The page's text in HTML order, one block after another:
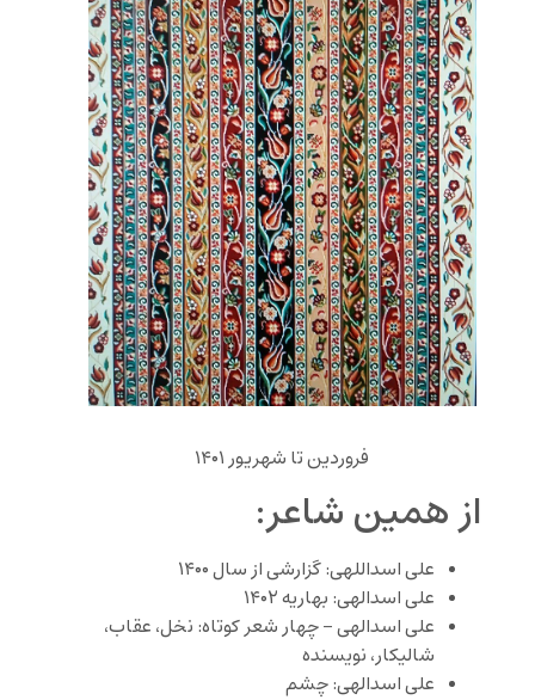
فروردین تا شهریور ۱۴۰۱
از همین شاعر:
علی اسداللهی: گزارشی از سال ۱۴۰۰
علی اسدالهی: بهاریه ۱۴۰۲
علی اسدالهی – چهار شعر کوتاه: نخل،‌ عقاب،
شالیکار، نویسنده
علی اسدالهی: چشم